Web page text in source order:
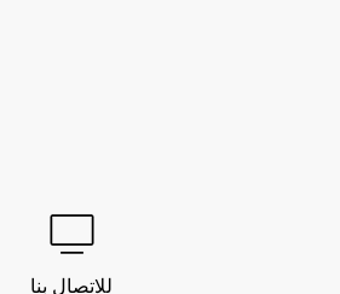
للاتصال بنا